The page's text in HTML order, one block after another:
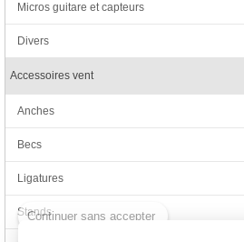
Continuer sans accepter
Micros guitare et capteurs
Divers
Accessoires vent
Anches
Becs
Ligatures
Stands